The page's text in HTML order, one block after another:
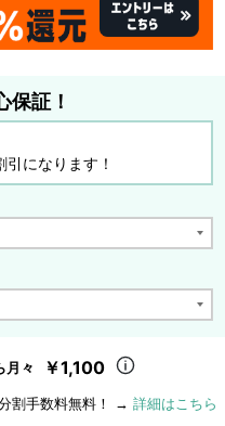
保証！
になります！
月々 ￥1,100
割手数料無料！ → 詳細はこちら